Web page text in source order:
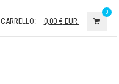
CARRELLO: 0,00 € EUR
0